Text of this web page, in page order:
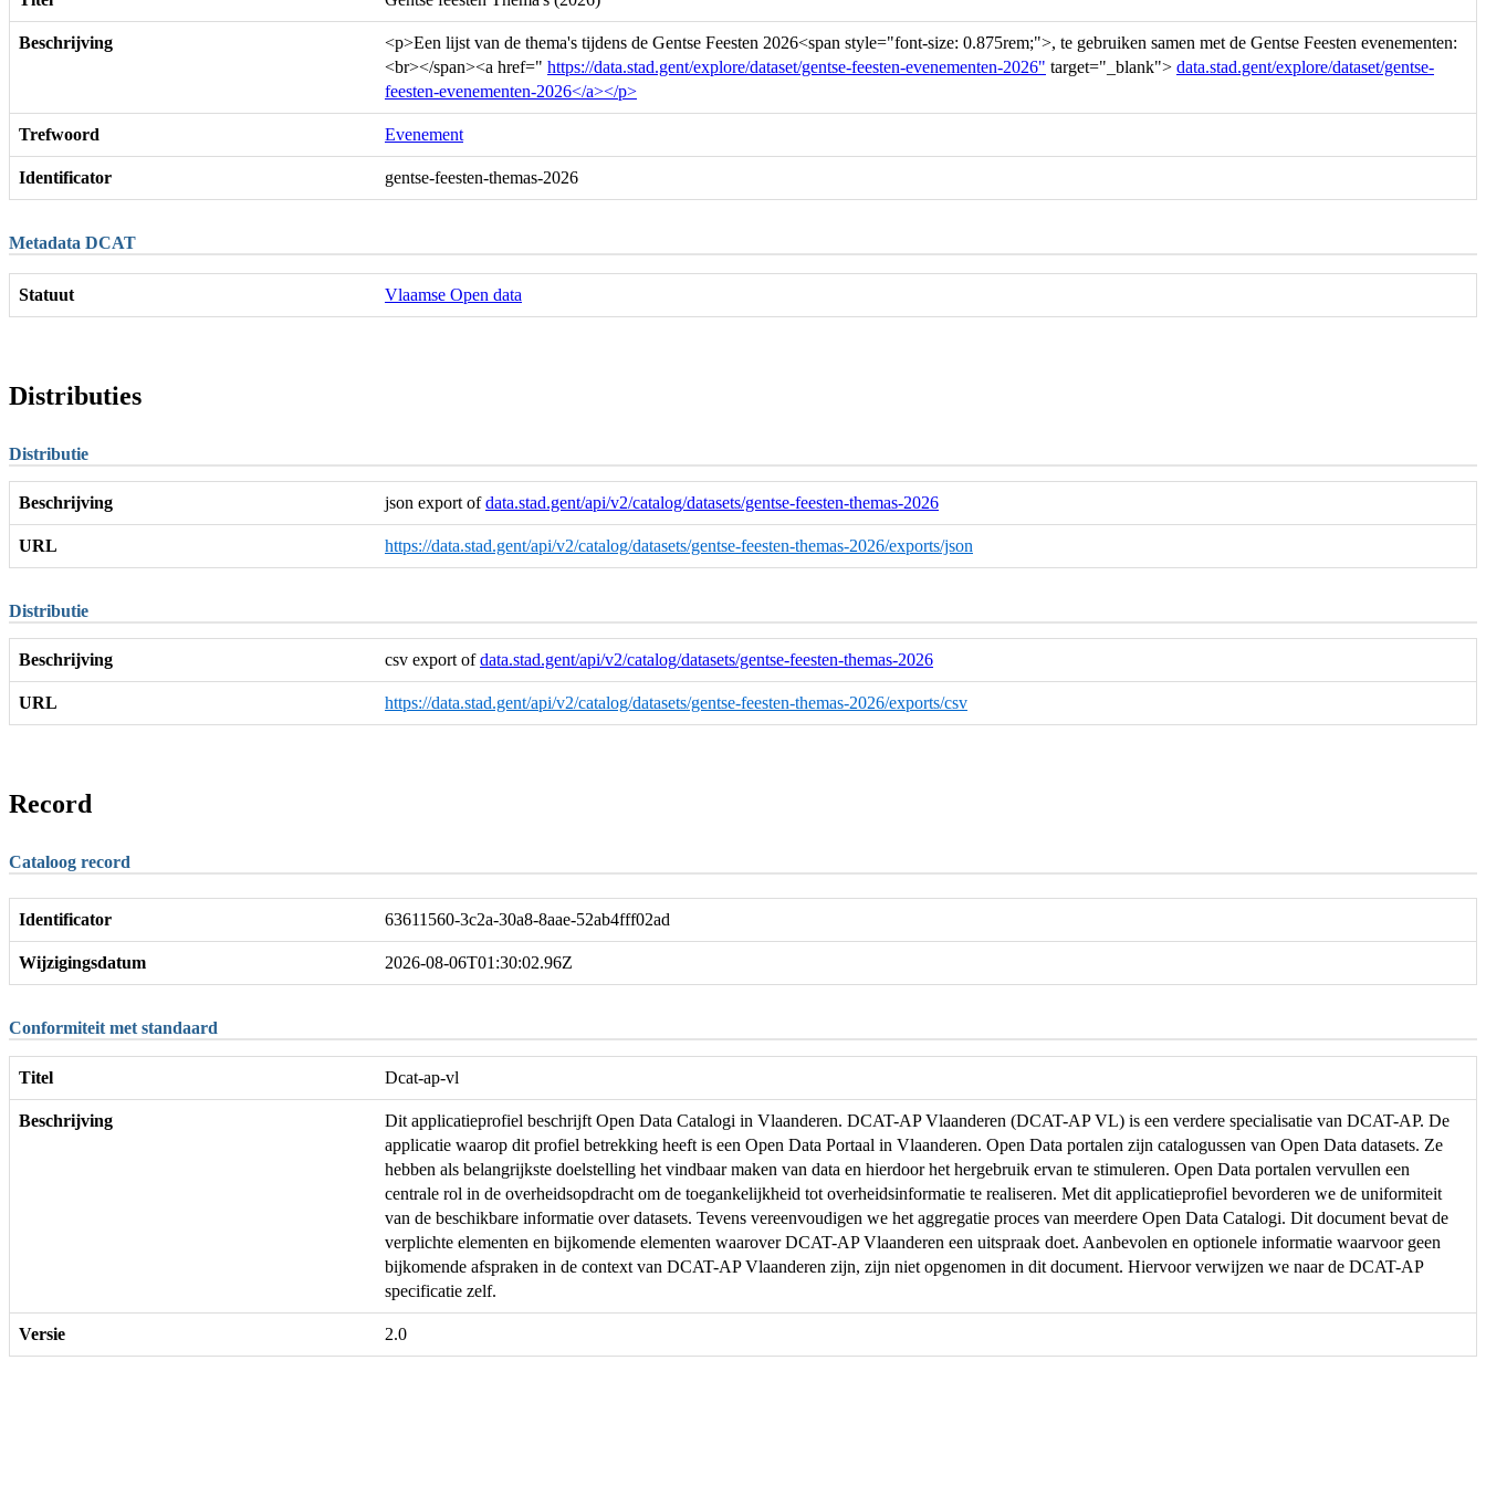
Beschrijving
<p>Een lijst van de thema's tijdens de Gentse Feesten 2026<span style="font-size: 0.875rem;">, te gebruiken samen met de Gentse Feesten evenementen:
<br></span><a href=" https://data.stad.gent/explore/dataset/gentse-feesten-evenementen-2026" target="_blank"> data.stad.gent/explore/dataset/gentse-
feesten-evenementen-2026</a></p>
Trefwoord Evenement
Identificator gentse-feesten-themas-2026
Metadata DCAT
Statuut Vlaamse Open data
Distributies
Distributie
Beschrijving json export ofdata.stad.gent/api/v2/catalog/datasets/gentse-feesten-themas-2026
URL https://data.stad.gent/api/v2/catalog/datasets/gentse-feesten-themas-2026/exports/json
Distributie
Beschrijving csv export ofdata.stad.gent/api/v2/catalog/datasets/gentse-feesten-themas-2026
URL https://data.stad.gent/api/v2/catalog/datasets/gentse-feesten-themas-2026/exports/csv
Record
Cataloog record
Identificator 63611560-3c2a-30a8-8aae-52ab4fff02ad
Wijzigingsdatum 2026-08-06T01:30:02.96Z
Conformiteit met standaard
Titel Dcat-ap-vl
Beschrijving
Dit applicatieprofiel beschrijft Open Data Catalogi in Vlaanderen. DCAT-AP Vlaanderen (DCAT-AP VL) is een verdere specialisatie van DCAT-AP. De
applicatie waarop dit profiel betrekking heeft is een Open Data Portaal in Vlaanderen. Open Data portalen zijn catalogussen van Open Data datasets. Ze
hebben als belangrijkste doelstelling het vindbaar maken van data en hierdoor het hergebruik ervan te stimuleren. Open Data portalen vervullen een
centrale rol in de overheidsopdracht om de toegankelijkheid tot overheidsinformatie te realiseren. Met dit applicatieprofiel bevorderen we de uniformiteit
van de beschikbare informatie over datasets. Tevens vereenvoudigen we het aggregatie proces van meerdere Open Data Catalogi. Dit document bevat de
verplichte elementen en bijkomende elementen waarover DCAT-AP Vlaanderen een uitspraak doet. Aanbevolen en optionele informatie waarvoor geen
bijkomende afspraken in de context van DCAT-AP Vlaanderen zijn, zijn niet opgenomen in dit document. Hiervoor verwijzen we naar de DCAT-AP
specificatie zelf.
Versie 2.0